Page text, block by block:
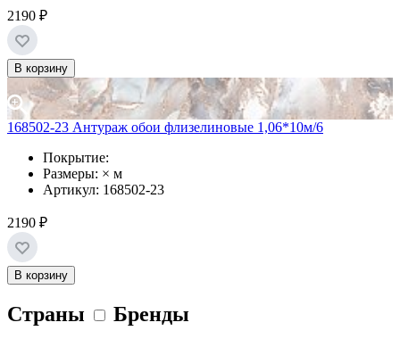
2190 ₽
В корзину
168502-23 Антураж обои флизелиновые 1,06*10м/6
Покрытие:
Размеры: × м
Артикул: 168502-23
2190 ₽
В корзину
Страны Бренды